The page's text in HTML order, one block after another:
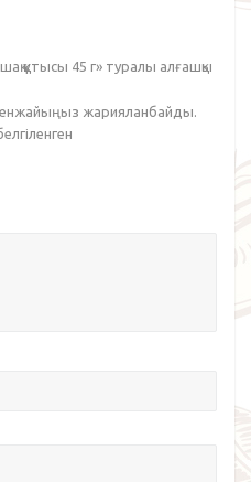
құтысы 45 г» туралы алғашқы
жарияланбайды.